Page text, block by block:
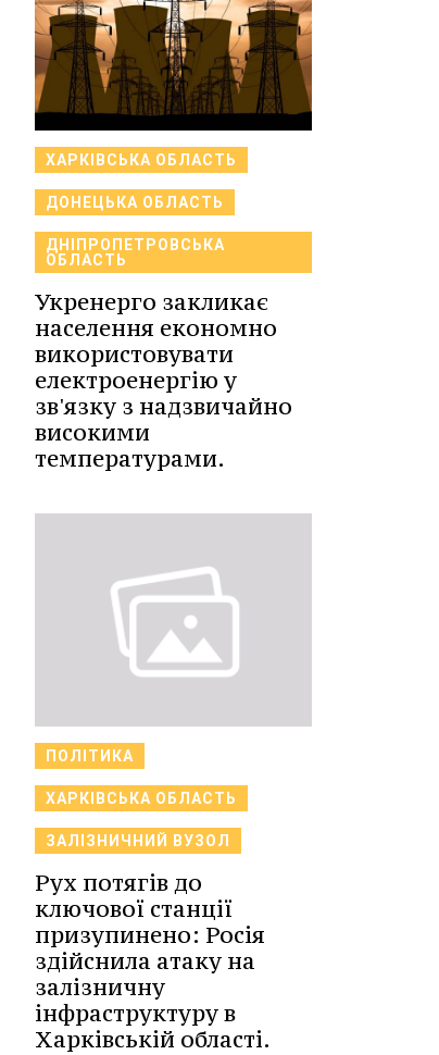
ХАРКІВСЬКА ОБЛАСТЬ
ДОНЕЦЬКА ОБЛАСТЬ
ДНІПРОПЕТРОВСЬКА
ОБЛАСТЬ
Укренерго закликає
населення економно
використовувати
електроенергію у
зв'язку з надзвичайно
високими
температурами.
ПОЛІТИКА
ХАРКІВСЬКА ОБЛАСТЬ
ЗАЛІЗНИЧНИЙ ВУЗОЛ
Рух потягів до
ключової станції
призупинено: Росія
здійснила атаку на
залізничну
інфраструктуру в
Харківській області.